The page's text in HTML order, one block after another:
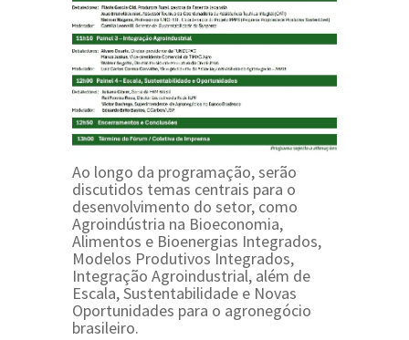
Ao longo da programação, serão
discutidos temas centrais para o
desenvolvimento do setor, como
Agroindústria na Bioeconomia,
Alimentos e Bioenergias Integrados,
Modelos Produtivos Integrados,
Integração Agroindustrial, além de
Escala, Sustentabilidade e Novas
Oportunidades para o agronegócio
brasileiro.